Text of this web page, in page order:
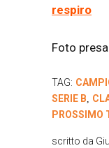
respiro
Foto
TAG:
SERIE B,
PROSSIMO
scritto da